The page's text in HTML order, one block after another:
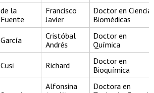
de la
Fuente
Francisco
Javier
Doctor en
Biomédicas
García
Cristóbal
Andrés
Doctor en
Química
Cusi Richard
Doctor en
Bioquímica
Alfonsina
Doctora en